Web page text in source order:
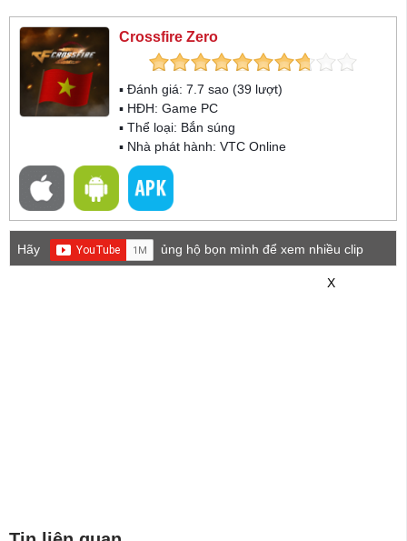
Crossfire Zero
▪ Đánh giá: 7.7 sao (39 lượt)
▪ HĐH: Game PC
▪ Thể loại: Bắn súng
▪ Nhà phát hành: VTC Online
Hãy
ủng hộ bọn mình để xem nhiều clip
X